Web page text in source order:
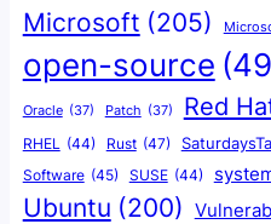
Microsoft (205)
open-source
Oracle (37) Patch (37) Red
RHEL (44) Rust (47)
Software (45) SUSE (44)
Ubuntu (200)